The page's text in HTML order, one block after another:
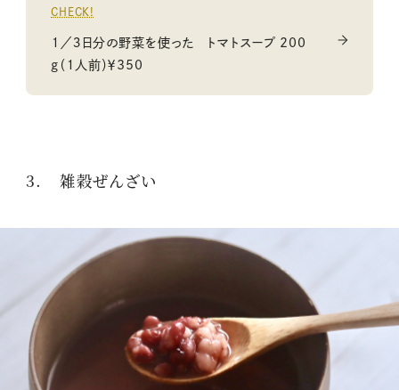
CHECK!
１／３日分の野菜を使った トマトスープ 200
ｇ（１人前）￥350
3. 雑穀ぜんざい